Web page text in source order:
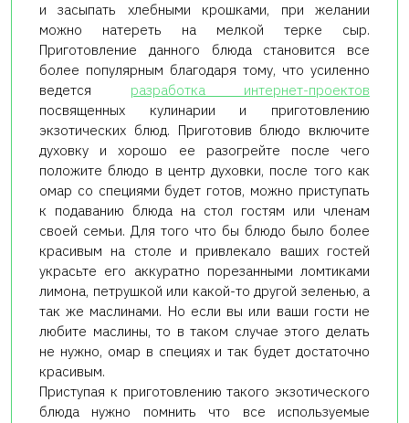
и засыпать хлебными крошками, при желании
можно натереть на мелкой терке сыр.
Приготовление данного блюда становится все
более популярным благодаря тому, что усиленно
ведется разработка интернет-проектов
посвященных кулинарии и приготовлению
экзотических блюд. Приготовив блюдо включите
духовку и хорошо ее разогрейте после чего
положите блюдо в центр духовки, после того как
омар со специями будет готов, можно приступать
к подаванию блюда на стол гостям или членам
своей семьи. Для того что бы блюдо было более
красивым на столе и привлекало ваших гостей
украсьте его аккуратно порезанными ломтиками
лимона, петрушкой или какой-то другой зеленью, а
так же маслинами. Но если вы или ваши гости не
любите маслины, то в таком случае этого делать
не нужно, омар в специях и так будет достаточно
красивым.
Приступая к приготовлению такого экзотического
блюда нужно помнить что все используемые